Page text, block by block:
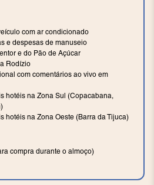
com ar condicionado
e despesas de manuseio
e do Pão de Açúcar
Rodízio
com comentários ao vivo em
hotéis na Zona Sul (Copacabana,
hotéis na Zona Oeste (Barra da Tijuca)
compra durante o almoço)